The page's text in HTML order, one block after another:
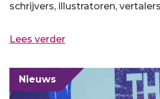
schrijvers, illustratoren,
Lees verder
Nieuws